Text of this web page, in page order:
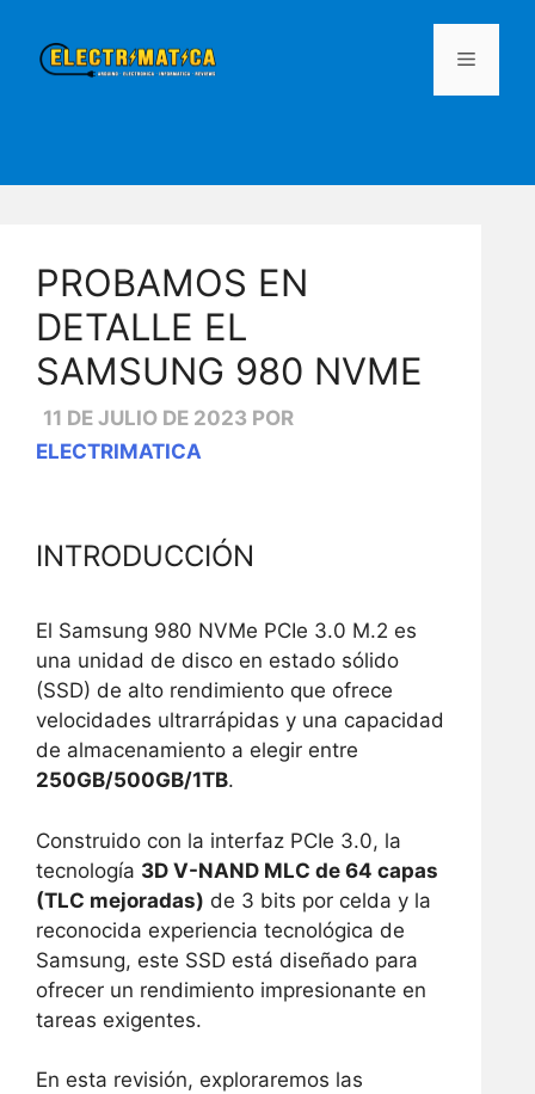
contenido
MENÚ
PROBAMOS EN
DETALLE EL
SAMSUNG 980 NVME
11 DE JULIO DE 2023 POR
ELECTRIMATICA
INTRODUCCIÓN
El Samsung 980 NVMe PCIe 3.0 M.2 es
una unidad de disco en estado sólido
(SSD) de alto rendimiento que ofrece
velocidades ultrarrápidas y una capacidad
de almacenamiento a elegir entre
250GB/500GB/1TB.
Construido con la interfaz PCIe 3.0, la
tecnología 3D V-NAND MLC de 64 capas
(TLC mejoradas) de 3 bits por celda y la
reconocida experiencia tecnológica de
Samsung, este SSD está diseñado para
ofrecer un rendimiento impresionante en
tareas exigentes.
En esta revisión, exploraremos las